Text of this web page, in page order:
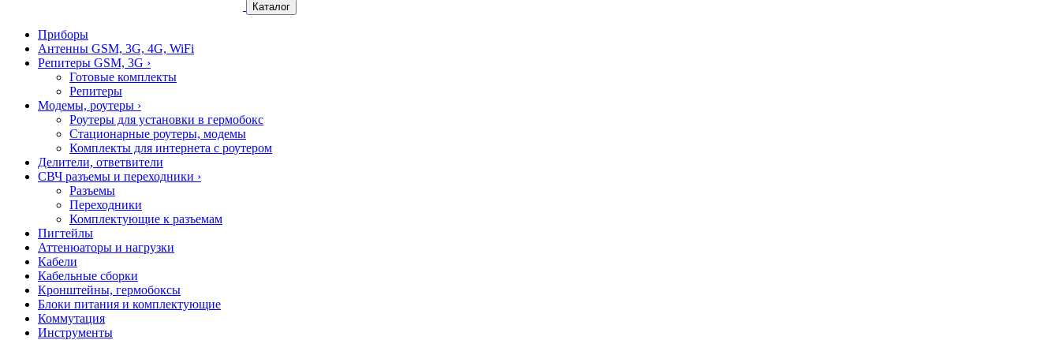
Каталог
Приборы
Антенны GSM, 3G, 4G, WiFi
Репитеры GSM, 3G ›
Готовые комплекты
Репитеры
Модемы, роутеры ›
Роутеры для установки в гермобокс
Стационарные роутеры, модемы
Комплекты для интернета с роутером
Делители, ответвители
СВЧ разъемы и переходники ›
Разъемы
Переходники
Комплектующие к разъемам
Пигтейлы
Аттенюаторы и нагрузки
Кабели
Кабельные сборки
Кронштейны, гермобоксы
Блоки питания и комплектующие
Коммутация
Инструменты